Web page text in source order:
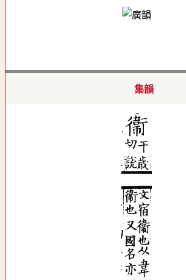
集韻